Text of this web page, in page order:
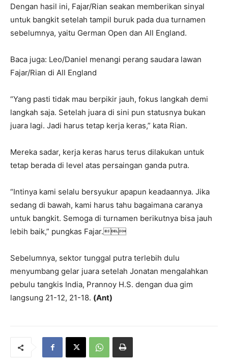
Dengan hasil ini, Fajar/Rian seakan memberikan sinyal
untuk bangkit setelah tampil buruk pada dua turnamen
sebelumnya, yaitu German Open dan All England.
Baca juga: Leo/Daniel menangi perang saudara lawan
Fajar/Rian di All England
“Yang pasti tidak mau berpikir jauh, fokus langkah demi
langkah saja. Setelah juara di sini pun statusnya bukan
juara lagi. Jadi harus tetap kerja keras,” kata Rian.
Mereka sadar, kerja keras harus terus dilakukan untuk
tetap berada di level atas persaingan ganda putra.
“Intinya kami selalu bersyukur apapun keadaannya. Jika
sedang di bawah, kami harus tahu bagaimana caranya
untuk bangkit. Semoga di turnamen berikutnya bisa jauh
lebih baik,” pungkas Fajar.
Sebelumnya, sektor tunggal putra terlebih dulu
menyumbang gelar juara setelah Jonatan mengalahkan
pebulu tangkis India, Prannoy H.S. dengan dua gim
langsung 21-12, 21-18. (Ant)